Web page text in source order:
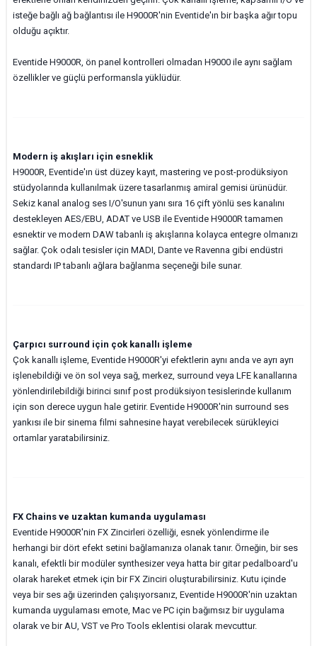
isteğe bağlı ağ bağlantısı ile H9000R'nin Eventide'ın bir başka ağır topu
olduğu açıktır.
Eventide H9000R, ön panel kontrolleri olmadan H9000 ile aynı sağlam
özellikler ve güçlü performansla yüklüdür.
Modern iş akışları için esneklik
H9000R, Eventide'ın üst düzey kayıt, mastering ve post-prodüksiyon
stüdyolarında kullanılmak üzere tasarlanmış amiral gemisi ürünüdür.
Sekiz kanal analog ses I/O'sunun yanı sıra 16 çift yönlü ses kanalını
destekleyen AES/EBU, ADAT ve USB ile Eventide H9000R tamamen
esnektir ve modern DAW tabanlı iş akışlarına kolayca entegre olmanızı
sağlar. Çok odalı tesisler için MADI, Dante ve Ravenna gibi endüstri
standardı IP tabanlı ağlara bağlanma seçeneği bile sunar.
Çarpıcı surround için çok kanallı işleme
Çok kanallı işleme, Eventide H9000R'yi efektlerin aynı anda ve ayrı ayrı
işlenebildiği ve ön sol veya sağ, merkez, surround veya LFE kanallarına
yönlendirilebildiği birinci sınıf post prodüksiyon tesislerinde kullanım
için son derece uygun hale getirir. Eventide H9000R'nin surround ses
yankısı ile bir sinema filmi sahnesine hayat verebilecek sürükleyici
ortamlar yaratabilirsiniz.
FX Chains ve uzaktan kumanda uygulaması
Eventide H9000R'nin FX Zincirleri özelliği, esnek yönlendirme ile
herhangi bir dört efekt setini bağlamanıza olanak tanır. Örneğin, bir ses
kanalı, efektli bir modüler synthesizer veya hatta bir gitar pedalboard'u
olarak hareket etmek için bir FX Zinciri oluşturabilirsiniz. Kutu içinde
veya bir ses ağı üzerinden çalışıyorsanız, Eventide H9000R'nin uzaktan
kumanda uygulaması emote, Mac ve PC için bağımsız bir uygulama
olarak ve bir AU, VST ve Pro Tools eklentisi olarak mevcuttur.